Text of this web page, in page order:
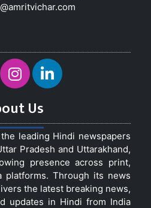
Us
leading Hindi newspapers
Pradesh and Uttarakhand,
presence across print,
platforms. Through its news
the latest breaking news,
updates in Hindi from India